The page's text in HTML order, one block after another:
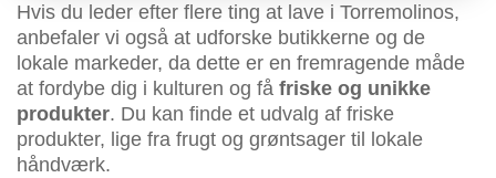
Hvis du leder efter flere ting at lave i Torremolinos,
anbefaler vi også at udforske butikkerne og de
lokale markeder, da dette er en fremragende måde
at fordybe dig i kulturen og få friske og unikke
produkter. Du kan finde et udvalg af friske
produkter, lige fra frugt og grøntsager til lokale
håndværk.